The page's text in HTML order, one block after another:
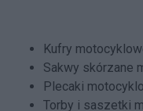
Kufry
Sakwy skórzane
Plecaki
Torby i saszetki